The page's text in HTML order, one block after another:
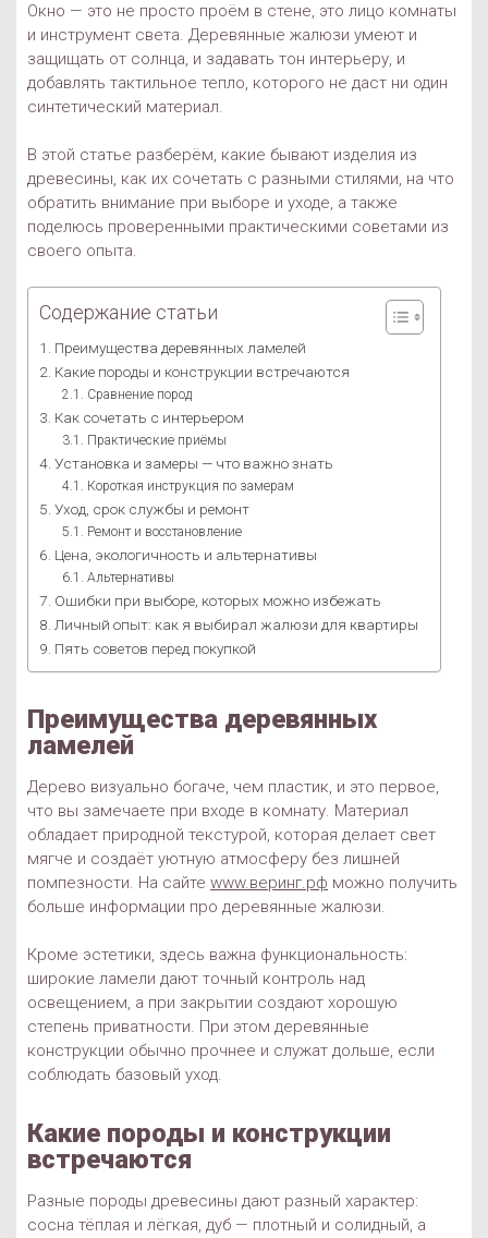
Окно — это не просто проём в стене, это лицо комнаты
и инструмент света. Деревянные жалюзи умеют и
защищать от солнца, и задавать тон интерьеру, и
добавлять тактильное тепло, которого не даст ни один
синтетический материал.
В этой статье разберём, какие бывают изделия из
древесины, как их сочетать с разными стилями, на что
обратить внимание при выборе и уходе, а также
поделюсь проверенными практическими советами из
своего опыта.
Содержание статьи
Преимущества деревянных ламелей
Какие породы и конструкции встречаются
Сравнение пород
Как сочетать с интерьером
Практические приёмы
Установка и замеры — что важно знать
Короткая инструкция по замерам
Уход, срок службы и ремонт
Ремонт и восстановление
Цена, экологичность и альтернативы
Альтернативы
Ошибки при выборе, которых можно избежать
Личный опыт: как я выбирал жалюзи для квартиры
Пять советов перед покупкой
Преимущества деревянных
ламелей
Дерево визуально богаче, чем пластик, и это первое,
что вы замечаете при входе в комнату. Материал
обладает природной текстурой, которая делает свет
мягче и создаёт уютную атмосферу без лишней
помпезности. На сайте www.веринг.рф можно получить
больше информации про деревянные жалюзи.
Кроме эстетики, здесь важна функциональность:
широкие ламели дают точный контроль над
освещением, а при закрытии создают хорошую
степень приватности. При этом деревянные
конструкции обычно прочнее и служат дольше, если
соблюдать базовый уход.
Какие породы и конструкции
встречаются
Разные породы древесины дают разный характер:
сосна тёплая и лёгкая, дуб — плотный и солидный, а